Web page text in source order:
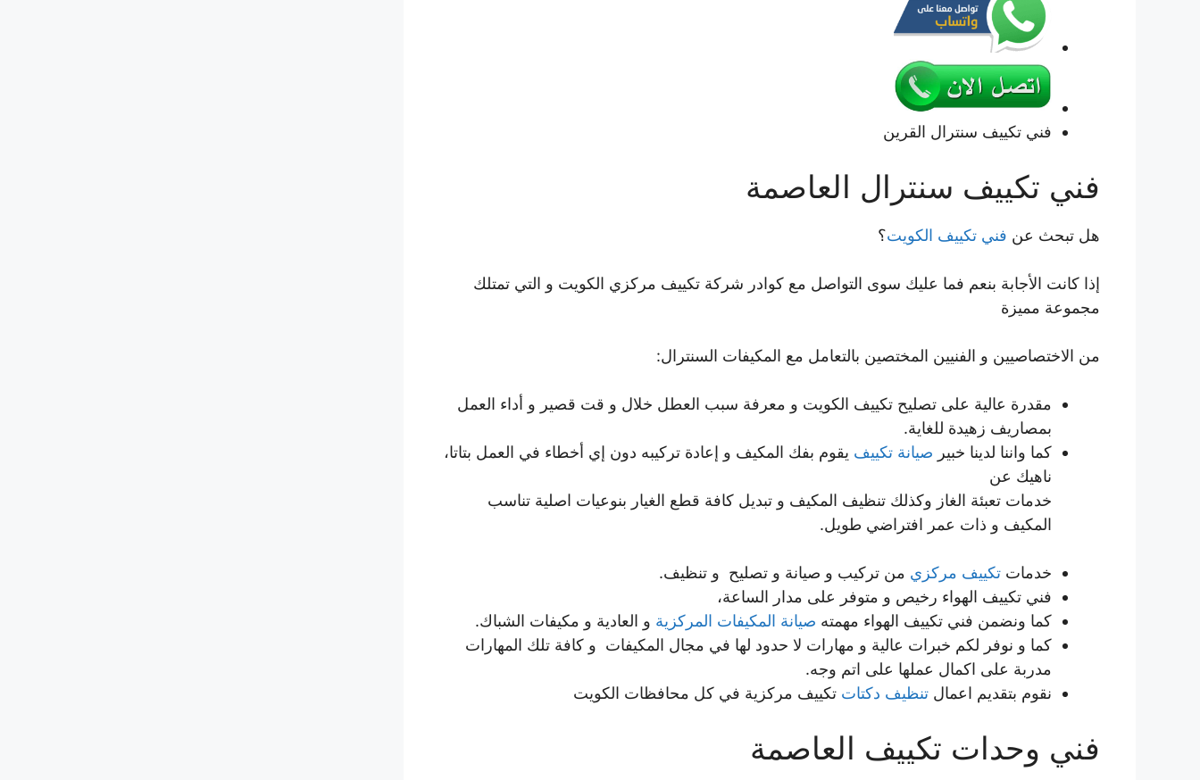
فني تكييف سنترال القرين
فني تكييف سنترال العاصمة
هل تبحث عن فني تكييف الكويت؟
إذا كانت الأجابة بنعم فما عليك سوى التواصل مع كوادر شركة تكييف مركزي الكويت و التي تمتلك
مجموعة مميزة
من الاختصاصيين و الفنيين المختصين بالتعامل مع المكيفات السنترال:
مقدرة عالية على تصليح تكييف الكويت و معرفة سبب العطل خلال و قت قصير و أداء العمل
بمصاريف زهيدة للغاية.
كما واننا لدينا خبير صيانة تكييف يقوم بفك المكيف و إعادة تركيبه دون إي أخطاء في العمل بتاتا،
ناهيك عن
خدمات تعبئة الغاز وكذلك تنظيف المكيف و تبديل كافة قطع الغيار بنوعيات اصلية تناسب
المكيف و ذات عمر افتراضي طويل.
خدمات تكييف مركزي من تركيب و صيانة و تصليح و تنظيف.
فني تكييف الهواء رخيص و متوفر على مدار الساعة،
كما ونضمن فني تكييف الهواء مهمته صيانة المكيفات المركزية و العادية و مكيفات الشباك.
كما و نوفر لكم خبرات عالية و مهارات لا حدود لها في مجال المكيفات و كافة تلك المهارات
مدربة على اكمال عملها على اتم وجه.
نقوم بتقديم اعمال تنظيف دكتات تكييف مركزية في كل محافظات الكويت
فني وحدات تكييف العاصمة